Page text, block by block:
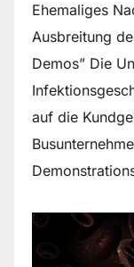
Ehemaliges
Ausbreitung
Demos” Die
auf die